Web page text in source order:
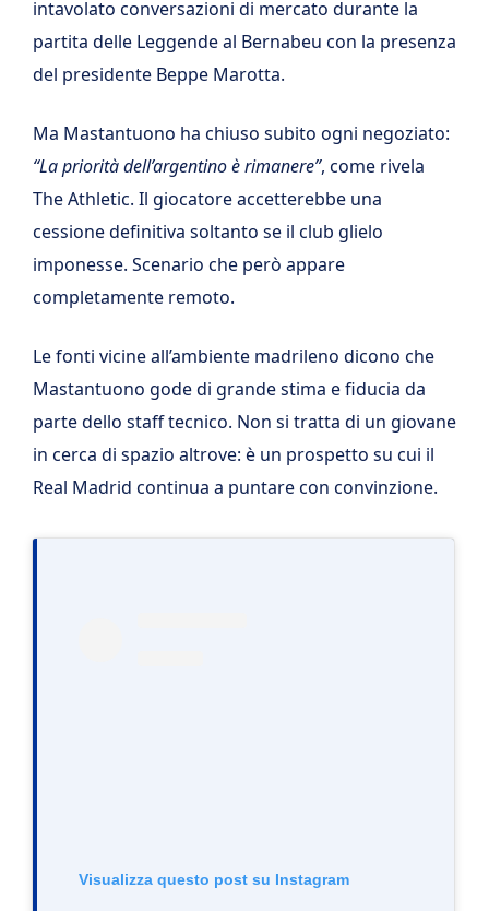
intavolato conversazioni di mercato durante la
partita delle Leggende al Bernabeu con la presenza
del presidente Beppe Marotta.
Ma Mastantuono ha chiuso subito ogni negoziato:
“La priorità dell’argentino è rimanere”, come rivela
The Athletic. Il giocatore accetterebbe una
cessione definitiva soltanto se il club glielo
imponesse. Scenario che però appare
completamente remoto.
Le fonti vicine all’ambiente madrileno dicono che
Mastantuono gode di grande stima e fiducia da
parte dello staff tecnico. Non si tratta di un giovane
in cerca di spazio altrove: è un prospetto su cui il
Real Madrid continua a puntare con convinzione.
Visualizza questo post su Instagram